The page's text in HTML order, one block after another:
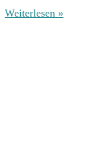
Weiterlesen »